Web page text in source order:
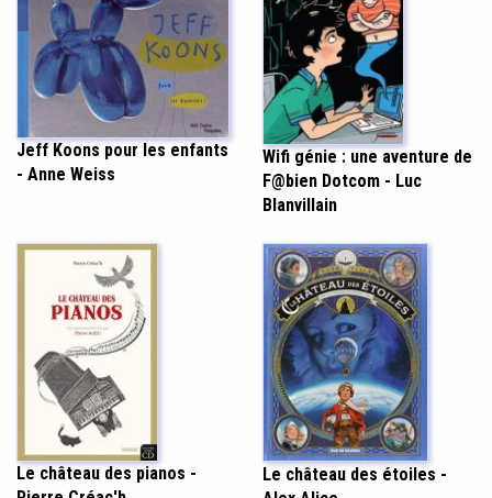
Jeff Koons pour les enfants
- Anne Weiss
Wifi génie : une aventure de
F@bien Dotcom - Luc
Blanvillain
Le château des pianos -
Le château des étoiles -